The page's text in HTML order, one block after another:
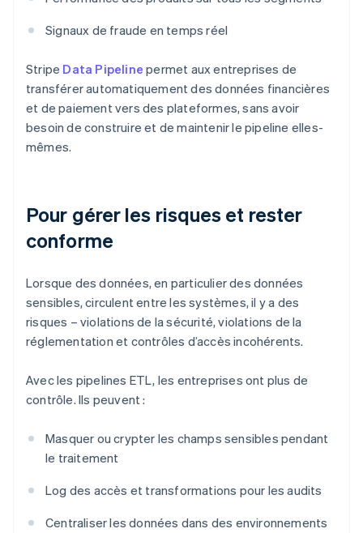
Signaux de fraude en temps réel
Stripe Data Pipeline permet aux entreprises de
transférer automatiquement des données financières
et de paiement vers des plateformes, sans avoir
besoin de construire et de maintenir le pipeline elles-
mêmes.
Pour gérer les risques et rester
conforme
Lorsque des données, en particulier des données
sensibles, circulent entre les systèmes, il y a des
risques – violations de la sécurité, violations de la
réglementation et contrôles d’accès incohérents.
Avec les pipelines ETL, les entreprises ont plus de
contrôle. Ils peuvent :
Masquer ou crypter les champs sensibles pendant
le traitement
Log des accès et transformations pour les audits
Centraliser les données dans des environnements